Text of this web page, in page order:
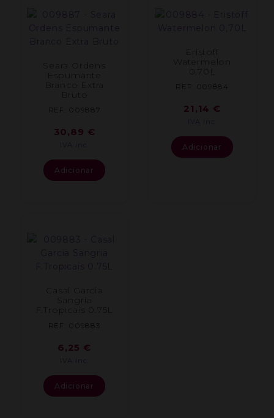
Seara Ordens
Espumante
Branco Extra
Bruto
REF: 009887
30,89 €
Adicionar
Eristoff
Watermelon
0,70L
REF: 009884
21,14 €
Adicionar
Casal Garcia
Sangria
F.Tropicais 0.75L
REF: 009883
6,25 €
Adicionar